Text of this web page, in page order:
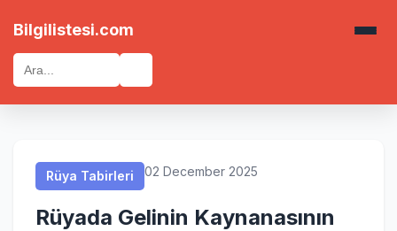
Bilgilistesi.com
Rüya Tabirleri 02 December 2025
Rüyada Gelinin Kaynanasının
Rüya Tabirleri
Rüya Tabirleri
Rüya Tabirleri
Rüya Tabirleri